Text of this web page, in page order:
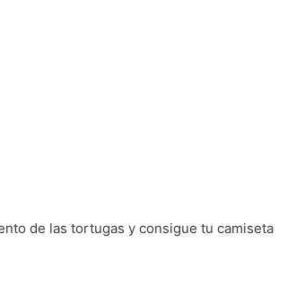
de las tortugas y consigue tu camiseta